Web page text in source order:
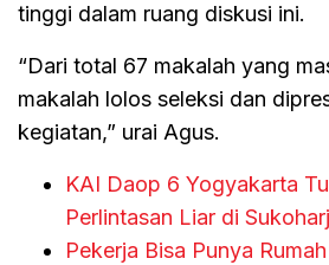
tinggi dalam ruang diskusi ini.
“Dari total 67 makalah yang
makalah lolos seleksi dan
kegiatan,” urai Agus.
KAI Daop 6 Yogyakarta
Perlintasan Liar di
Pekerja Bisa Punya